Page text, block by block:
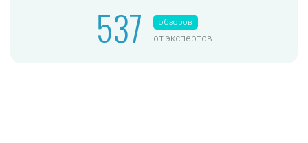
537 обзоров
от экспертов